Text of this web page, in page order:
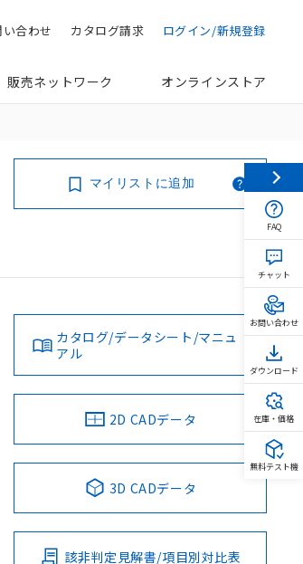
ログイン/新規登録
カタログ請求
合わせ
販売ネットワーク オンラインストア
マイリストに追加
カタログ/データシート/マニュ
アル
2D CADデータ
3D CADデータ
該非判定見解書/項目別対比表
FAQ
チャット
お問い合わせ
ダウンロード
在庫・価格
無料テスト機